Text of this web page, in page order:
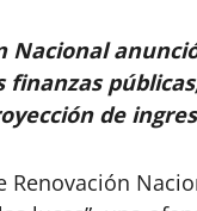
Nacional
finanzas
de
Renovación